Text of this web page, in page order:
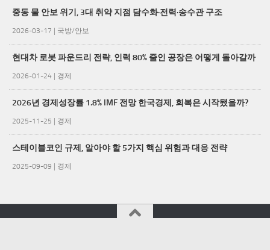
중동 물 안보 위기, 3대 취약 지점 담수화·전력·송수관 구조
2026-03-17 국방/안보
현대차 로봇 파운드리 전략, 인력 80% 줄인 공장은 어떻게 돌아갈까
2026-01-24 경제
2026년 경제성장률 1.8% IMF 전망 한국경제, 회복은 시작됐을까?
2025-11-25 경제
스테이블코인 규제, 알아야 할 5가지 핵심 위험과 대응 전략
2025-09-09 경제